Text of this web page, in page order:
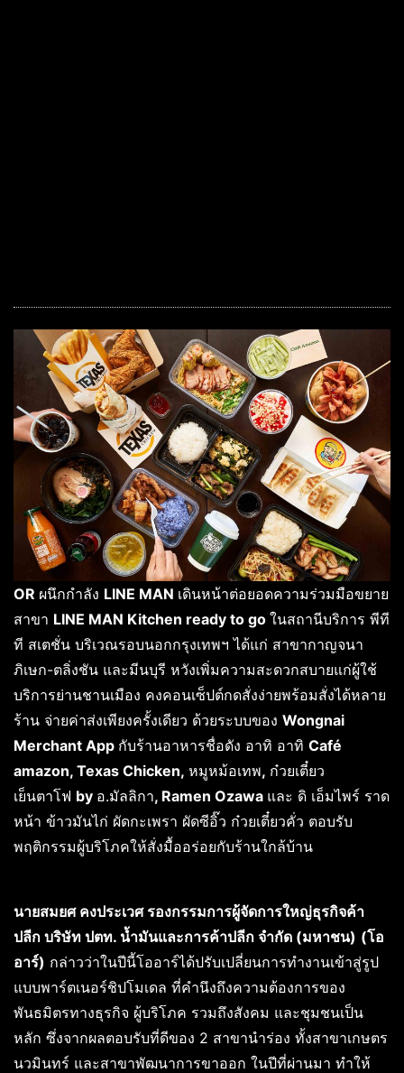
OR ผนึกกำลัง LINE MAN เดินหน้าต่อยอดความร่วมมือขยาย
สาขา LINE MAN Kitchen ready to go ในสถานีบริการ พีที
ที สเตชั่น บริเวณรอบนอกกรุงเทพฯ ได้แก่ สาขากาญจนา
ภิเษก-ตลิ่งชัน และมีนบุรี หวังเพิ่มความสะดวกสบายแก่ผู้ใช้
บริการย่านชานเมือง คงคอนเซ็ปต์กดสั่งง่ายพร้อมสั่งได้หลาย
ร้าน จ่ายค่าส่งเพียงครั้งเดียว ด้วยระบบของ Wongnai
Merchant App กับร้านอาหารชื่อดัง อาทิ อาทิ Café
amazon, Texas Chicken, หมูหม้อเทพ, ก๋วยเตี๋ยว
เย็นตาโฟ by อ.มัลลิกา, Ramen Ozawa และ ดิ เอ็มไพร์ ราด
หน้า ข้าวมันไก่ ผัดกะเพรา ผัดซีอิ๊ว ก๋วยเตี๋ยวคั่ว ตอบรับ
พฤติกรรมผู้บริโภคให้สั่งมื้ออร่อยกับร้านใกล้บ้าน
นายสมยศ คงประเวศ รองกรรมการผู้จัดการใหญ่ธุรกิจค้า
ปลีก บริษัท ปตท. น้ำมันและการค้าปลีก จำกัด (มหาชน) (โอ
อาร์) กล่าวว่าในปีนี้โออาร์ได้ปรับเปลี่ยนการทำงานเข้าสู่รูป
แบบพาร์ตเนอร์ชิปโมเดล ที่คำนึงถึงความต้องการของ
พันธมิตรทางธุรกิจ ผู้บริโภค รวมถึงสังคม และชุมชนเป็น
หลัก ซึ่งจากผลตอบรับที่ดีของ 2 สาขานำร่อง ทั้งสาขาเกษตร
นวมินทร์ และสาขาพัฒนาการขาออก ในปีที่ผ่านมา ทำให้